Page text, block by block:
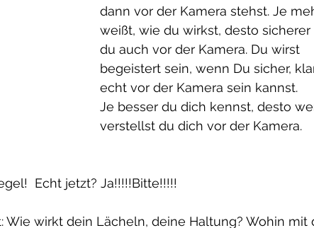
dann vor der Kamera stehst. Je
weißt, wie du wirkst, desto sicherer
du auch vor der Kamera. Du wirst
begeistert sein, wenn Du sicher,
echt vor der Kamera sein kannst.
Je besser du dich kennst, desto
verstellst du dich vor der Kamera.
Echt jetzt? Ja!!!!!Bitte!!!!!
Wie wirkt dein Lächeln, deine Haltung? Wohin mit